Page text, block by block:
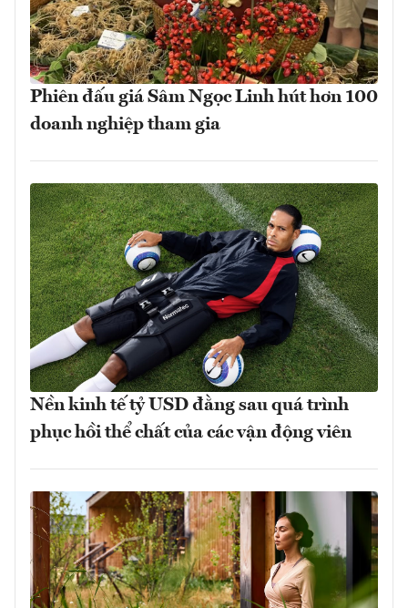
Phiên đấu giá Sâm Ngọc Linh hút hơn 100
doanh nghiệp tham gia
Nền kinh tế tỷ USD đằng sau quá trình
phục hồi thể chất của các vận động viên